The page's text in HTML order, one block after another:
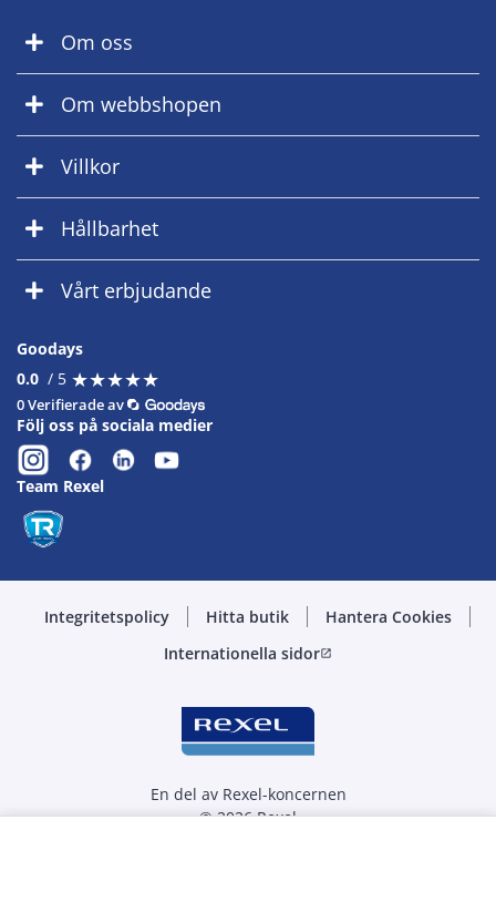
Om oss
Om webbshopen
Villkor
Hållbarhet
Vårt erbjudande
Goodays
0.0 / 5 ★★★★★
★★★★★
0 Verifierade av
Följ oss på sociala medier
Team Rexel
Integritetspolicy Hitta butik
Hantera Cookies
Internationella sidoropen_in_new
En del av Rexel-koncernen
© 2026 Rexel